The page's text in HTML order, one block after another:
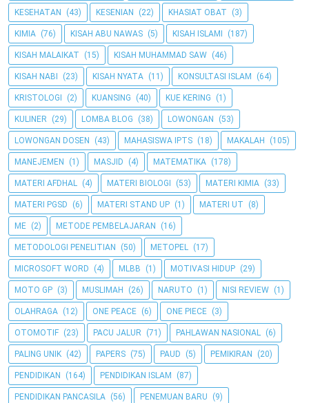
KESEHATAN (43) KESENIAN (22) KHASIAT OBAT (3)
KIMIA (76) KISAH ABU NAWAS (5) KISAH ISLAMI (187)
KISAH MALAIKAT (15) KISAH MUHAMMAD SAW (46)
KISAH NABI (23) KISAH NYATA (11) KONSULTASI ISLAM (64)
KRISTOLOGI (2) KUANSING (40) KUE KERING (1)
KULINER (29) LOMBA BLOG (38) LOWONGAN (53)
LOWONGAN DOSEN (43) MAHASISWA IPTS (18) MAKALAH (105)
MANEJEMEN (1) MASJID (4) MATEMATIKA (178)
MATERI AFDHAL (4) MATERI BIOLOGI (53) MATERI KIMIA (33)
MATERI PGSD (6) MATERI STAND UP (1) MATERI UT (8)
ME (2) METODE PEMBELAJARAN (16)
METODOLOGI PENELITIAN (50) METOPEL (17)
MICROSOFT WORD (4) MLBB (1) MOTIVASI HIDUP (29)
MOTO GP (3) MUSLIMAH (26) NARUTO (1) NISI REVIEW (1)
OLAHRAGA (12) ONE PEACE (6) ONE PIECE (3)
OTOMOTIF (23) PACU JALUR (71) PAHLAWAN NASIONAL (6)
PALING UNIK (42) PAPERS (75) PAUD (5) PEMIKIRAN (20)
PENDIDIKAN (164) PENDIDIKAN ISLAM (87)
PENDIDIKAN PANCASILA (56) PENEMUAN BARU (9)